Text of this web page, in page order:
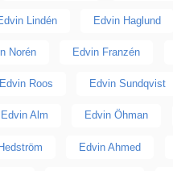
Lindén Edvin Haglund
Norén Edvin Franzén
Edvin Roos Edvin Sundqvist
Edvin Alm Edvin Öhman
Edvin Ahmed